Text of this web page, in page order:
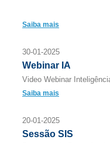
Saiba mais
30-01-2025
Webinar IA
Video Webinar
Saiba mais
20-01-2025
Sessão SIS